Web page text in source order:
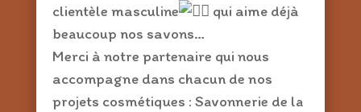
clientèle masculine
qui aime déjà
beaucoup nos savons…
Merci à notre partenaire qui nous
accompagne dans chacun de nos
projets cosmétiques : Savonnerie de la